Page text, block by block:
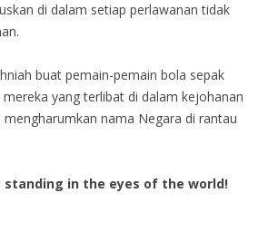
di dalam setiap perlawanan tidak
buat pemain-pemain bola sepak
yang terlibat di dalam kejohanan
nama Negara di rantau
standing in the eyes of the world!